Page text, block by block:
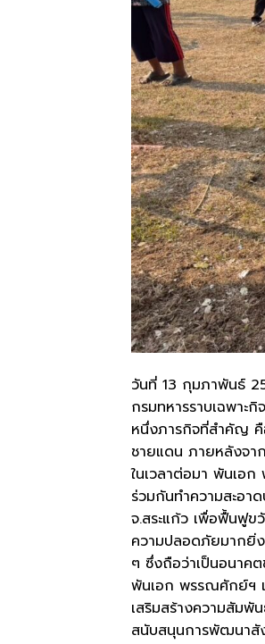
วันที่ 13 กุมภาพันธ์
กรมทหารราบเฉพาะ
หนึ่งภารกิจที่สำคัญ คื
ชายแดน ภายหลังจ
ในเวลาต่อมา พันเอ
ร่วมกันทำความสะอา
จ.สระแก้ว เพื่อฟื้นฟู
ความปลอดภัยมากยิ่ง
ๆ ซึ่งถือว่าเป็นอนาค
พันเอก พรรณศักย์ฯ
เสริมสร้างความสัมพั
สนับสนุนการพัฒนาสั